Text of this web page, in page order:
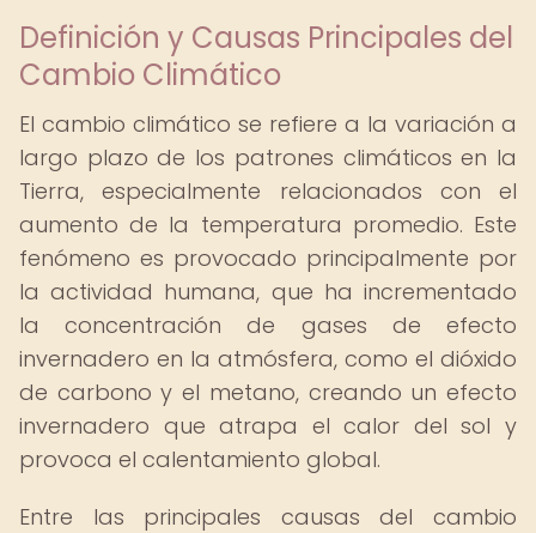
Definición y Causas Principales del
Cambio Climático
El cambio climático se refiere a la variación a
largo plazo de los patrones climáticos en la
Tierra, especialmente relacionados con el
aumento de la temperatura promedio. Este
fenómeno es provocado principalmente por
la actividad humana, que ha incrementado
la concentración de gases de efecto
invernadero en la atmósfera, como el dióxido
de carbono y el metano, creando un efecto
invernadero que atrapa el calor del sol y
provoca el calentamiento global.
Entre las principales causas del cambio